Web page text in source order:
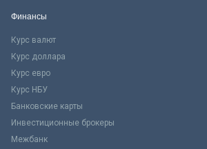
Финансы
Курс валют
Курс доллара
Курс евро
Курс НБУ
Банковские карты
Инвестиционные брокеры
Межбанк